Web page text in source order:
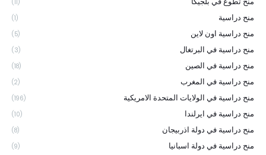
(11)
منح دراسية (1)
منح دراسية اون لاين (5)
منح دراسية في البرتغال (3)
منح دراسية في الصين (18)
منح دراسية في المغرب (2)
منح دراسية في الولايات المتحدة الامريكية (196)
منح دراسية في ايرلندا (10)
منح دراسية في دولة اذربيجان (8)
منح دراسية في دولة اسبانيا (9)